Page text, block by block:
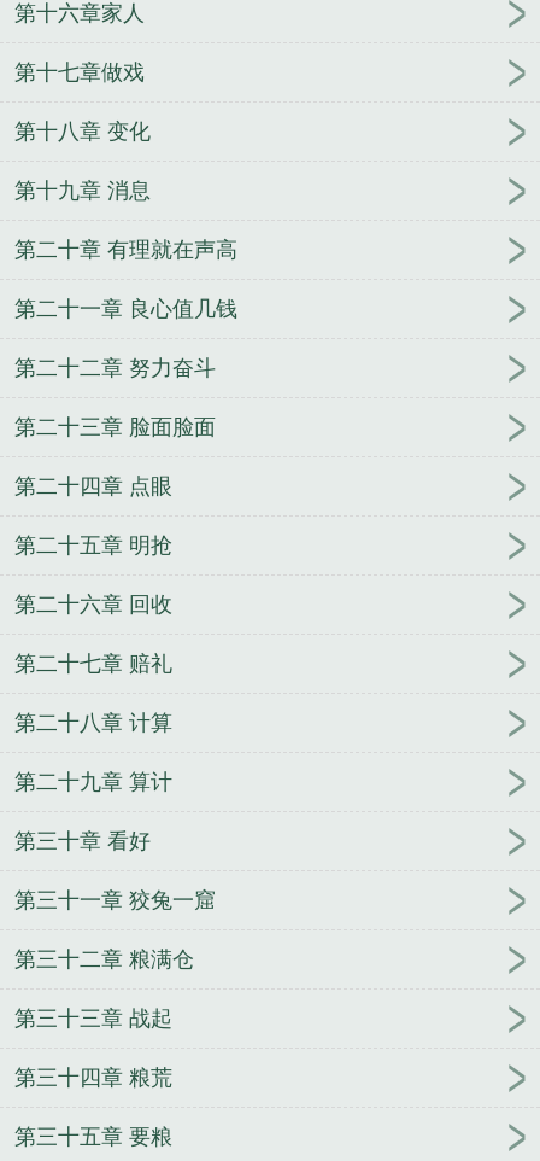
第十六章家人
第十七章做戏
第十八章 变化
第十九章 消息
第二十章 有理就在声高
第二十一章 良心值几钱
第二十二章 努力奋斗
第二十三章 脸面脸面
第二十四章 点眼
第二十五章 明抢
第二十六章 回收
第二十七章 赔礼
第二十八章 计算
第二十九章 算计
第三十章 看好
第三十一章 狡兔一窟
第三十二章 粮满仓
第三十三章 战起
第三十四章 粮荒
第三十五章 要粮